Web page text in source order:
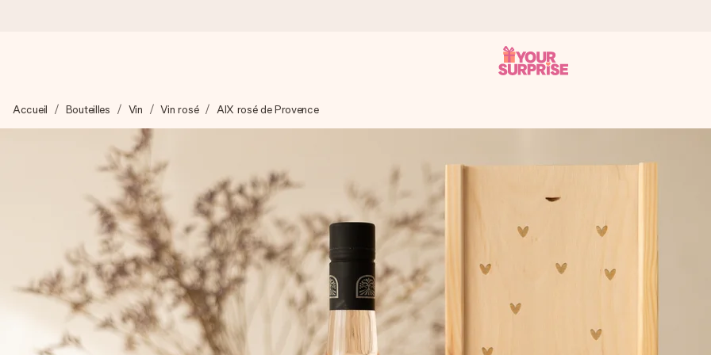
Nous préparons votre cadeau avec attention et l’envoyons en un éclair – pour que vous puissiez l’offrir au bon moment, quand
4,9 (sur la base de +15 000 avis)
Nos cadeaux sont appréciés. Les clients nous attribuent une note de 4,9 sur Google Reviews (total de tous les pays où nous
Carte de vœux gratuite
Créez quelque chose d’unique en quelques étapes – avec son prénom, votre photo ou un message qui touche le cœur. Sans
Accueil Bouteilles Vin Vin rosé AIX rosé de Provence